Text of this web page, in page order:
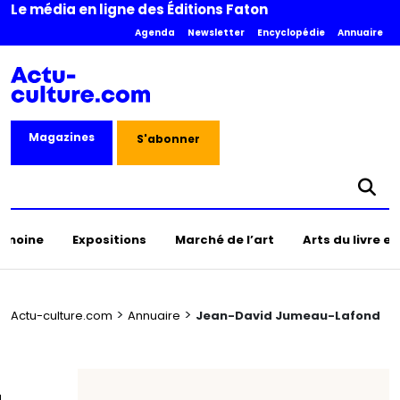
Le média en ligne des Éditions Faton
Agenda Newsletter Encyclopédie Annuaire
Magazines S'abonner
Expositions Marché de l’art Arts du livre
Actu-culture.com > Annuaire > Jean-David Jumeau-Lafond